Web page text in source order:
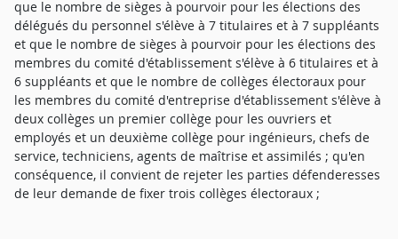
que le nombre de sièges à pourvoir pour les élections des
délégués du personnel s'élève à 7 titulaires et à 7 suppléants
et que le nombre de sièges à pourvoir pour les élections des
membres du comité d'établissement s'élève à 6 titulaires et à
6 suppléants et que le nombre de collèges électoraux pour
les membres du comité d'entreprise d'établissement s'élève à
deux collèges un premier collège pour les ouvriers et
employés et un deuxième collège pour ingénieurs, chefs de
service, techniciens, agents de maîtrise et assimilés ; qu'en
conséquence, il convient de rejeter les parties défenderesses
de leur demande de fixer trois collèges électoraux ;